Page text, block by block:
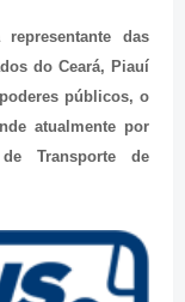
das
do Ceará, Piauí
públicos, o
atualmente por
de Transporte de